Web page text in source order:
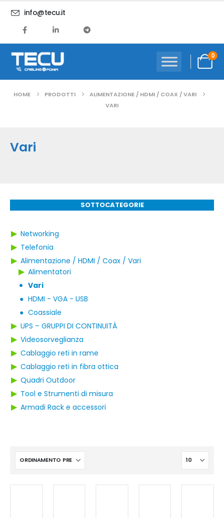
info@tecu.it
0
HOME PRODOTTI
ALIMENTAZIONE / HDMI / COAX / VARI
VARI
Vari
SOTTOCATEGORIE
▶ Networking
▶ Telefonia
▶ Alimentazione / HDMI / Coax / Vari
▶ Alimentatori
●
Vari
● HDMI - VGA - USB
● Coassiale
▶ UPS – GRUPPI DI CONTINUITÀ
▶ Videosorveglianza
▶ Cablaggio reti in rame
▶ Cablaggio reti in fibra ottica
▶ Quadri Outdoor
▶ Tool e Strumenti di misura
▶ Armadi Rack e accessori